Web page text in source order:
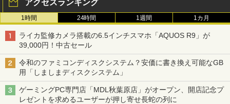
アクセスランキング
1時間 24時間 1週間 1カ月
ライカ監修カメラ搭載の6.5インチスマホ「AQUOS R9」が
39,000円！中古セール
令和のファミコンディスクシステム？安価に書き換え可能なGB
用「しましまディスクシステム」
ゲーミングPC専門店「MDL秋葉原店」がオープン、開店記念プ
レゼントを求めるユーザーが押し寄せ長蛇の列に